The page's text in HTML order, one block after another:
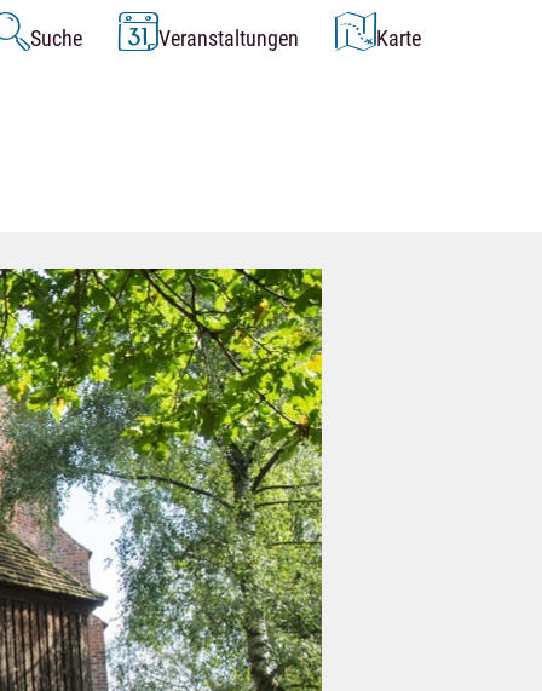
Suche Veranstaltungen Karte